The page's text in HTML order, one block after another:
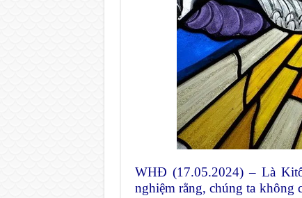
WHĐ (17.05.2024) – Là
nghiệm rằng, chúng ta không